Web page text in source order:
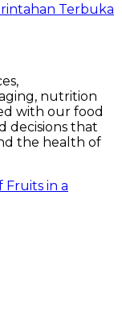
Terbuka
in a